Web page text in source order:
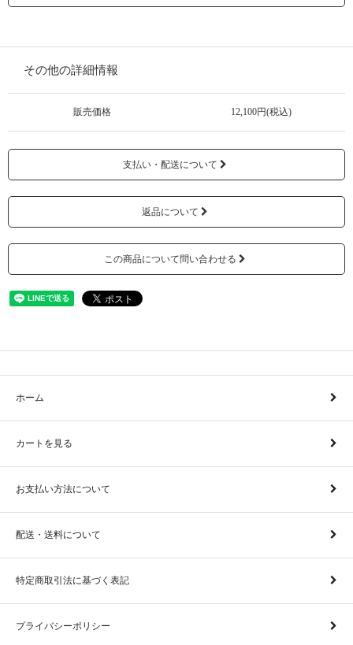
その他の詳細情報
販売価格 12,100円(税込)
支払い・配送について
返品について
この商品について問い合わせる
ホーム
カートを見る
お支払い方法について
配送・送料について
特定商取引法に基づく表記
プライバシーポリシー